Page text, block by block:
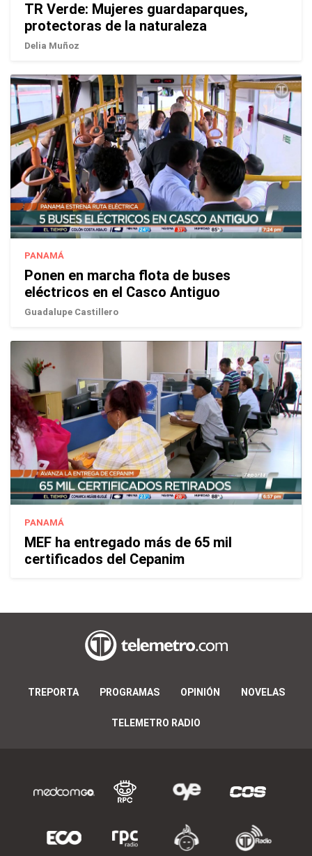
TR Verde: Mujeres guardaparques,
protectoras de la naturaleza
Delia Muñoz
PANAMÁ
Ponen en marcha flota de buses
eléctricos en el Casco Antiguo
Guadalupe Castillero
PANAMÁ
MEF ha entregado más de 65 mil
certificados del Cepanim
TREPORTA PROGRAMAS OPINIÓN NOVELAS
TELEMETRO RADIO